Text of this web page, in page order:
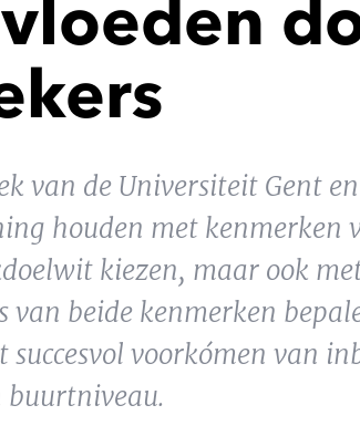
van de Universiteit Gent
houden met kenmerken
kiezen, maar ook
van beide kenmerken
succesvol voorkómen van